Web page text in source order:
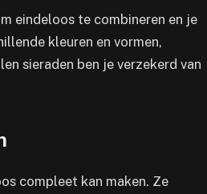
eindeloos te combineren en je
kleuren en vormen,
sieraden ben je verzekerd van
compleet kan maken. Ze